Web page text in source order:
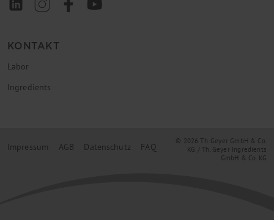
KONTAKT
Labor
Ingredients
Impressum AGB Datenschutz FAQ
© 2026 Th. Geyer GmbH & Co.
KG / Th. Geyer Ingredients
GmbH & Co. KG